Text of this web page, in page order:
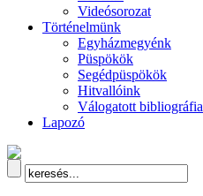
Videósorozat
Történelmünk
Egyházmegyénk
Püspökök
Segédpüspökök
Hitvallóink
Válogatott bibliográfia
Lapozó